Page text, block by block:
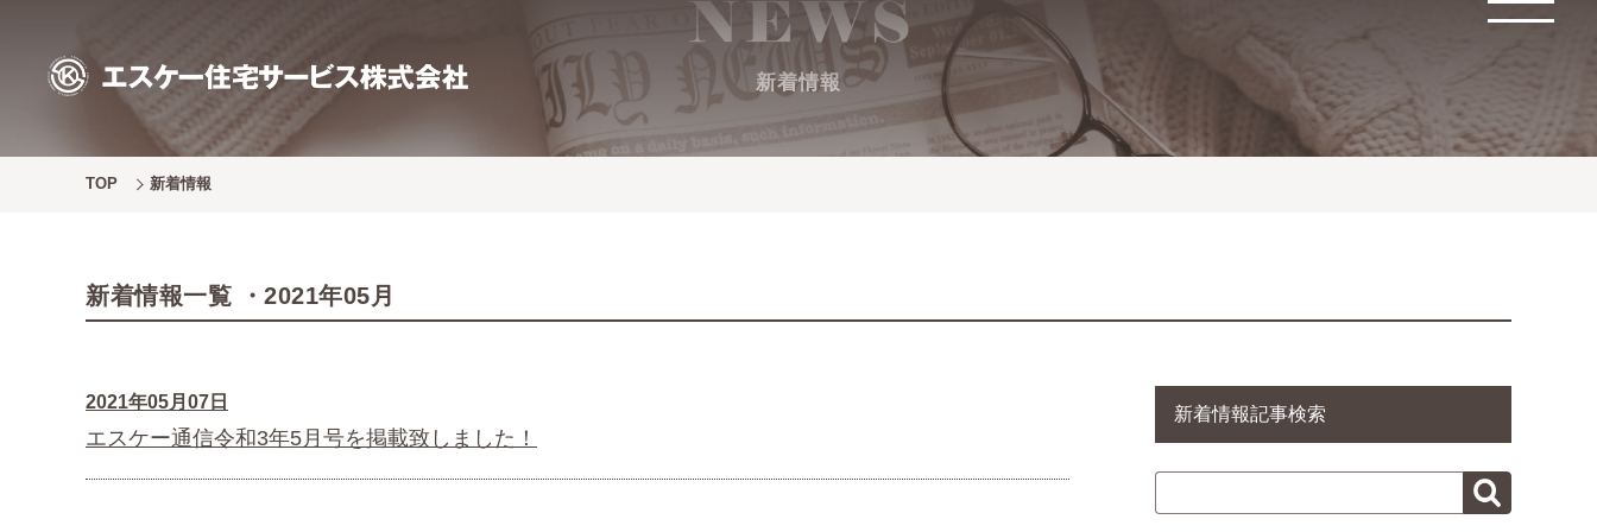
新着情報
TOP 新着情報
新着情報一覧 ・2021年05月
2021年05月07日
エスケー通信令和3年5月号を掲載致しました！
新着情報記事検索